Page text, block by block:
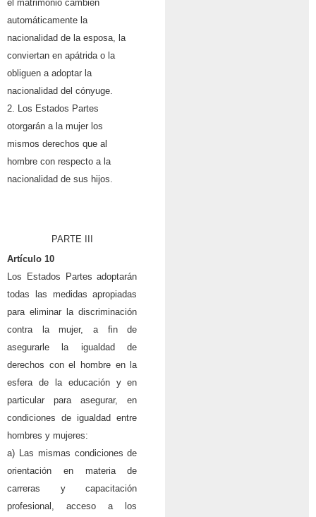
el matrimonio cambien
automáticamente la
nacionalidad de la esposa, la
conviertan en apátrida o la
obliguen a adoptar la
nacionalidad del cónyuge.
2. Los Estados Partes
otorgarán a la mujer los
mismos derechos que al
hombre con respecto a la
nacionalidad de sus hijos.
PARTE III
Artículo 10
Los Estados Partes adoptarán
todas las medidas apropiadas
para eliminar la discriminación
contra la mujer, a fin de
asegurarle la igualdad de
derechos con el hombre en la
esfera de la educación y en
particular para asegurar, en
condiciones de igualdad entre
hombres y mujeres:
a) Las mismas condiciones de
orientación en materia de
carreras y capacitación
profesional, acceso a los